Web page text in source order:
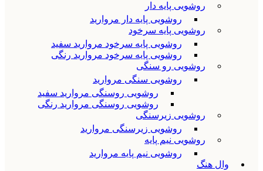
روشویی پایه دار
روشویی پایه دار مروارید
روشویی پایه سرخود
روشویی پایه سرخود مروارید سفید
روشویی پایه سرخود مروارید رنگی
روشویی رو سنگی
روشویی سنگی مروارید
روشویی روسنگی مروارید سفید
روشویی روسنگی مروارید رنگی
روشویی زیرسنگی
روشویی زیرسنگی مروارید
روشویی نیم پایه
روشویی نیم پایه مروارید
وال هنگ